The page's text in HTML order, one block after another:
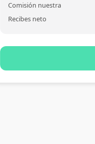
Comisión nuestra
Recibes neto